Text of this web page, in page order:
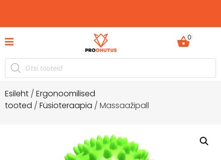
-60% Ohutusjuhendid hetkel -50%
0
Esileht / Ergonoomilised
tooted / Füsioteraapia / Massaažipall